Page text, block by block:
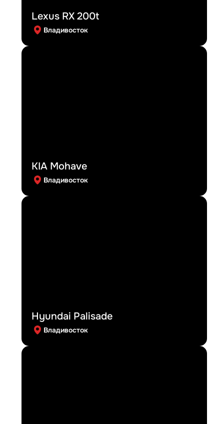
Lexus RX 200t
Владивосток
KIA Mohave
Владивосток
Hyundai Palisade
Владивосток